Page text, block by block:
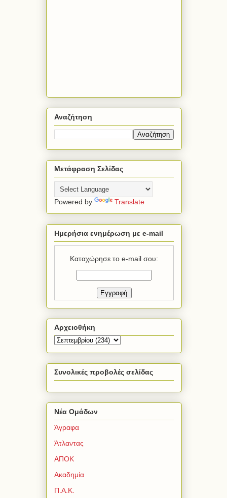
Αναζήτηση
Μετάφραση Σελίδας
Powered by Translate
Ημερήσια ενημέρωση με e-mail
Καταχώρησε το e-mail σου:
Αρχειοθήκη
Συνολικές προβολές σελίδας
Νέα Ομάδων
Άγραφα
Άτλαντας
ΑΠΟΚ
Ακαδημία
Π.Α.Κ.